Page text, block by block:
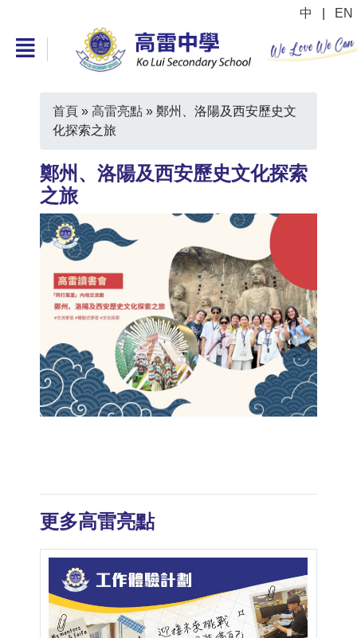
中 EN
首頁 » 高雷亮點 » 鄭州、洛陽及西安歷史文
化探索之旅
鄭州、洛陽及西安歷史文化探索
之旅
更多高雷亮點